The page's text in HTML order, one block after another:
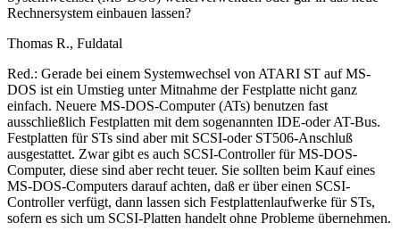
Rechnersystem einbauen lassen?
Thomas R., Fuldatal
Red.: Gerade bei einem Systemwechsel von ATARI ST auf MS-
DOS ist ein Umstieg unter Mitnahme der Festplatte nicht ganz
einfach. Neuere MS-DOS-Computer (ATs) benutzen fast
ausschließlich Festplatten mit dem sogenannten IDE-oder AT-Bus.
Festplatten für STs sind aber mit SCSI-oder ST506-Anschluß
ausgestattet. Zwar gibt es auch SCSI-Controller für MS-DOS-
Computer, diese sind aber recht teuer. Sie sollten beim Kauf eines
MS-DOS-Computers darauf achten, daß er über einen SCSI-
Controller verfügt, dann lassen sich Festplattenlaufwerke für STs,
sofern es sich um SCSI-Platten handelt ohne Probleme übernehmen.